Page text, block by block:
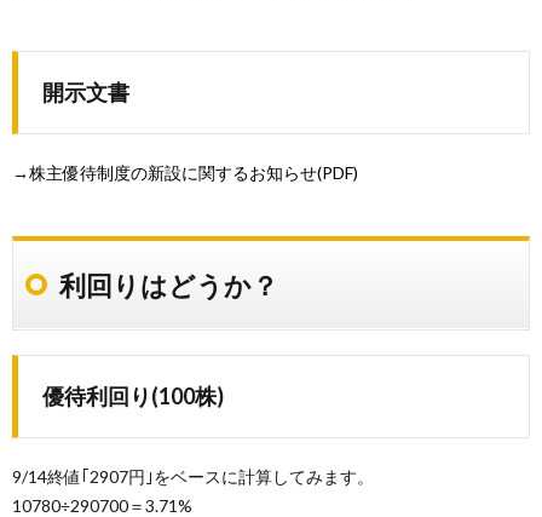
4.
め
開示文書
→株主優待制度の新設に関するお知らせ(PDF)
利回りはどうか？
優待利回り(100株)
9/14終値｢2907円｣をベースに計算してみます。
10780÷290700＝3.71%